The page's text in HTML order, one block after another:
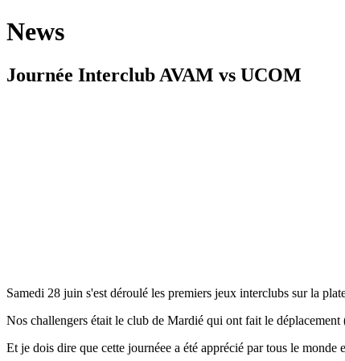
News
Journée Interclub AVAM vs UCOM
Samedi 28 juin s'est déroulé les premiers jeux interclubs sur la
Nos challengers était le club de Mardié qui ont fait le déplacement
Et je dois dire que cette journéee a été apprécié par tous le